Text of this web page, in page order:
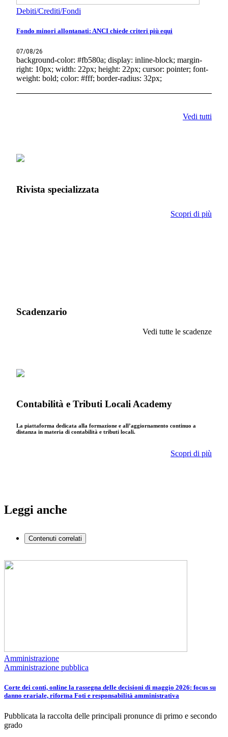
Debiti/Crediti/Fondi
Fondo minori allontanati: ANCI chiede criteri più equi
07/08/26
background-color: #fb580a; display: inline-block; margin-
right: 10px; width: 22px; height: 22px; cursor: pointer; font-
weight: bold; color: #fff; border-radius: 32px;
Vedi tutti
Rivista specializzata
Scopri di più
Scadenzario
Vedi tutte le scadenze
Contabilità e Tributi Locali Academy
La piattaforma dedicata alla formazione e all’aggiornamento continuo a
distanza in materia di contabilità e tributi locali.
Scopri di più
Leggi anche
Contenuti correlati
Amministrazione
Amministrazione pubblica
Corte dei conti, online la rassegna delle decisioni di maggio 2026: focus su
danno erariale, riforma Foti e responsabilità amministrativa
Pubblicata la raccolta delle principali pronunce di primo e secondo
grado